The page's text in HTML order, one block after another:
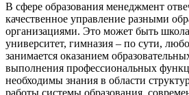
В сфере образования менеджмент
качественное управление разными
организациями. Это может быть
университет, гимназия – по сути,
занимается оказанием
выполнения профессиональных
необходимы знания в области